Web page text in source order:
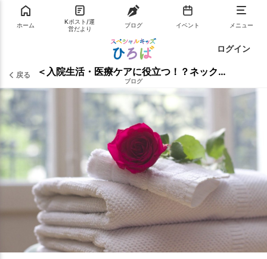
ホーム
Kポスト/運
営だより
ブログ イベント メニュー
ログイン
戻る ＜入院生活・医療ケアに役立つ！？ネックライト＞
ブログ